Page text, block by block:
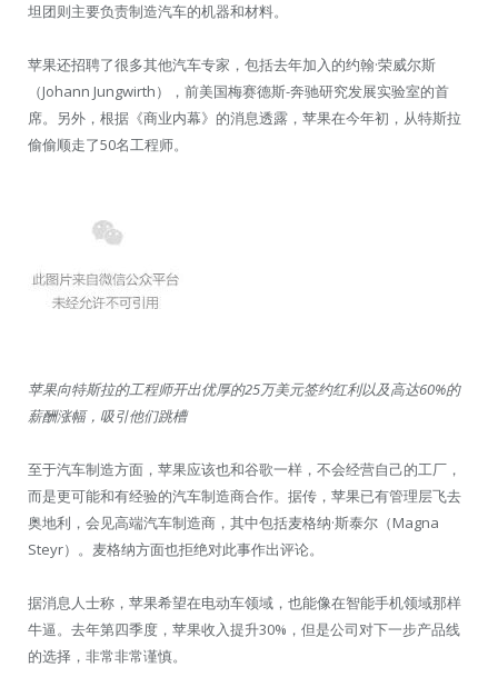
坦团则主要负责制造汽车的机器和材料。
苹果还招聘了很多其他汽车专家，包括去年加入的约翰·荣威尔斯
（Johann Jungwirth），前美国梅赛德斯-奔驰研究发展实验室的首
席。另外，根据《商业内幕》的消息透露，苹果在今年初，从特斯拉
偷偷顺走了50名工程师。
苹果向特斯拉的工程师开出优厚的25万美元签约红利以及高达60%的
薪酬涨幅，吸引他们跳槽
至于汽车制造方面，苹果应该也和谷歌一样，不会经营自己的工厂，
而是更可能和有经验的汽车制造商合作。据传，苹果已有管理层飞去
奥地利，会见高端汽车制造商，其中包括麦格纳·斯泰尔（Magna
Steyr）。麦格纳方面也拒绝对此事作出评论。
据消息人士称，苹果希望在电动车领域，也能像在智能手机领域那样
牛逼。去年第四季度，苹果收入提升30%，但是公司对下一步产品线
的选择，非常非常谨慎。